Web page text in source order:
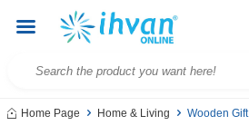
Home Page Home & Living Wooden Gift